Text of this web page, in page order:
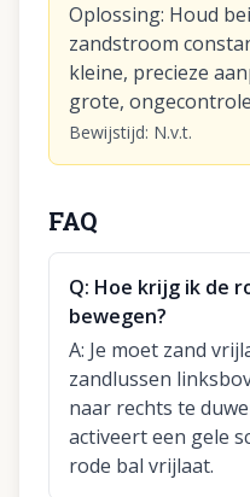
Oplossing: Houd
zandstroom
kleine, precieze
grote,
Bewijstijd: N.v.t.
FAQ
Q: Hoe krijg ik de
bewegen?
A: Je moet zand
zandlussen
naar rechts te
activeert een gele
rode bal vrijlaat.